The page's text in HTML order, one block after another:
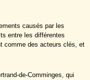
causés par les
entre les différentes
comme des acteurs clés, et
de-Comminges, qui